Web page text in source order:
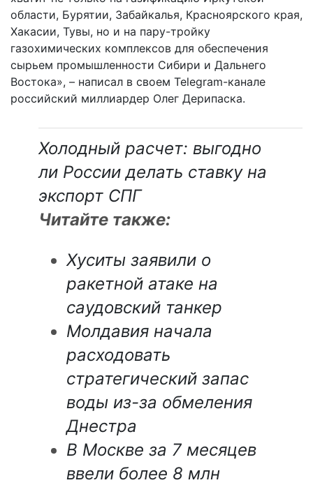
области, Бурятии, Забайкалья, Красноярского края,
Хакасии, Тувы, но и на пару-тройку
газохимических комплексов для обеспечения
сырьем промышленности Сибири и Дальнего
Востока», – написал в своем Telegram-канале
российский миллиардер Олег Дерипаска.
Холодный расчет: выгодно
ли России делать ставку на
экспорт СПГ
Читайте также:
Хуситы заявили о
ракетной атаке на
саудовский танкер
Молдавия начала
расходовать
стратегический запас
воды из-за обмеления
Днестра
В Москве за 7 месяцев
ввели более 8 млн